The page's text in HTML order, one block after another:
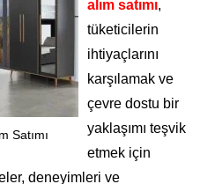
Satımı
alım satımı,
tüketicilerin
ihtiyaçlarını
karşılamak ve
çevre dostu bir
yaklaşımı teşvik
etmek için
deneyimleri ve